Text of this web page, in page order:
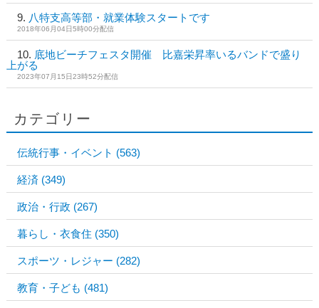
八特支高等部・就業体験スタートです
2018年06月04日5時00分配信
底地ビーチフェスタ開催 比嘉栄昇率いるバンドで盛り
上がる
2023年07月15日23時52分配信
カテゴリー
伝統行事・イベント (563)
経済 (349)
政治・行政 (267)
暮らし・衣食住 (350)
スポーツ・レジャー (282)
教育・子ども (481)